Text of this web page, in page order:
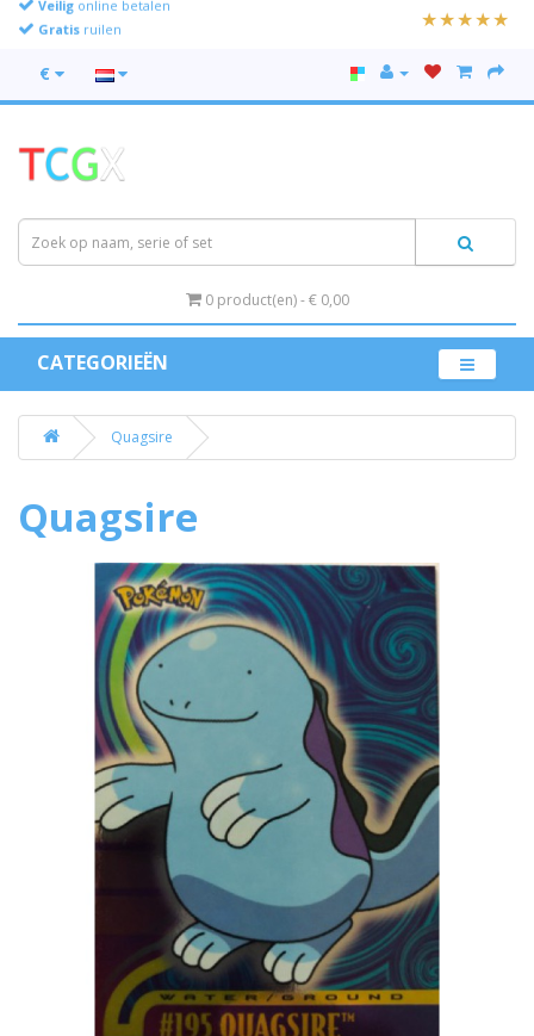
Gratis
ruilen
€
0 product(en) - € 0,00
CATEGORIEËN
Quagsire
Quagsire